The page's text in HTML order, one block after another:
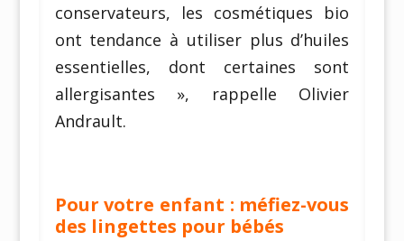
conservateurs, les cosmétiques bio
ont tendance à utiliser plus d’huiles
essentielles, dont certaines sont
allergisantes », rappelle Olivier
Andrault.
Pour votre enfant : méfiez-vous
des lingettes pour bébés